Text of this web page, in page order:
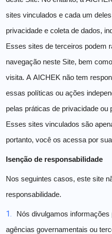
sites vinculados e cada um
privacidade e coleta de dados,
Esses sites de terceiros podem
navegação neste Site, bem
visita. A AICHEK não tem
essas políticas ou ações
pelas práticas de privacidade ou
Esses sites vinculados são
portanto, você os acessa por
Isenção de responsabilidade
Nos seguintes casos, este site
responsabilidade.
1.
Nós divulgamos informações
agências governamentais ou